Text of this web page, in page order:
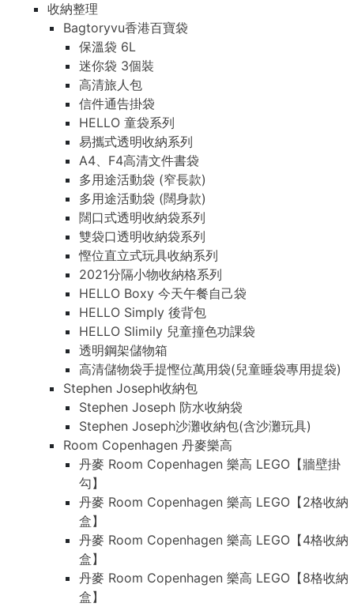
收納整理
Bagtoryvu香港百寶袋
保溫袋 6L
迷你袋 3個裝
高清旅人包
信件通告掛袋
HELLO 童袋系列
易攜式透明收納系列
A4、F4高清文件書袋
多用途活動袋 (窄長款)
多用途活動袋 (闊身款)
闊口式透明收納袋系列
雙袋口透明收納袋系列
慳位直立式玩具收納系列
2021分隔小物收納格系列
HELLO Boxy 今天午餐自己袋
HELLO Simply 後背包
HELLO Slimily 兒童撞色功課袋
透明鋼架儲物箱
高清儲物袋手提慳位萬用袋(兒童睡袋專用提袋)
Stephen Joseph收納包
Stephen Joseph 防水收納袋
Stephen Joseph沙灘收納包(含沙灘玩具)
Room Copenhagen 丹麥樂高
丹麥 Room Copenhagen 樂高 LEGO【牆壁掛
勾】
丹麥 Room Copenhagen 樂高 LEGO【2格收納
盒】
丹麥 Room Copenhagen 樂高 LEGO【4格收納
盒】
丹麥 Room Copenhagen 樂高 LEGO【8格收納
盒】